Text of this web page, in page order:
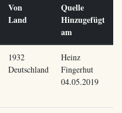
Von
Land
Quelle
Hinzugefügt
am
1932
Deutschland
Heinz
Fingerhut
04.05.2019